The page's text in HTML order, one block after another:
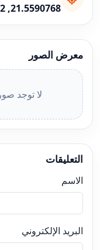
21.5590768, 39.1526972
معرض الصور
لا توجد
التعليقات
الاسم
البريد الإلكتروني